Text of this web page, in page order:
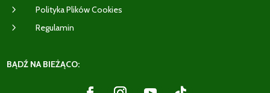
5 Polityka Plików Cookies
5 Regulamin
BĄDŹ NA BIEŻĄCO: